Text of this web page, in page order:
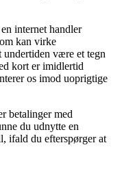
internet handler
kan virke
være et tegn
kort er imidlertid
os imod uoprigtige
betalinger med
du udnytte en
ifald du efterspørger at